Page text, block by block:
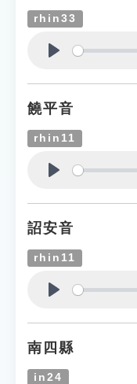
rhin33
饒平音
rhin11
詔安音
rhin11
南四縣
in24